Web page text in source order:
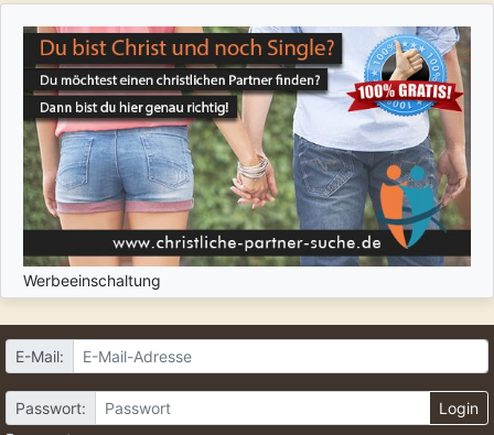
Werbeeinschaltung
E-Mail:
Passwort:
Login